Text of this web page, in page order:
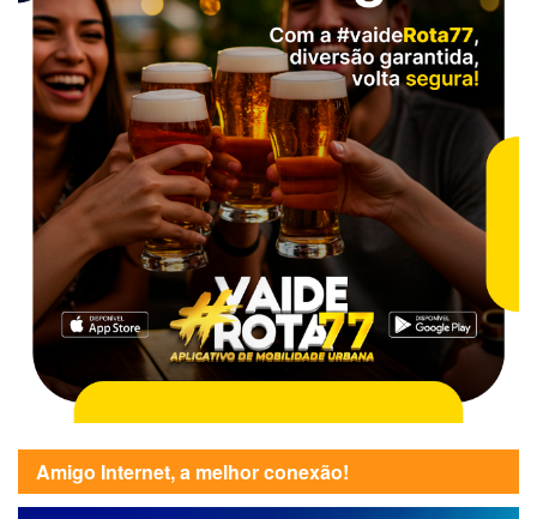
Amigo Internet, a melhor conexão!